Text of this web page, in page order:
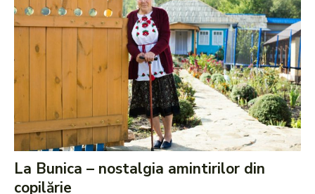
La Bunica – nostalgia amintirilor din
copilărie